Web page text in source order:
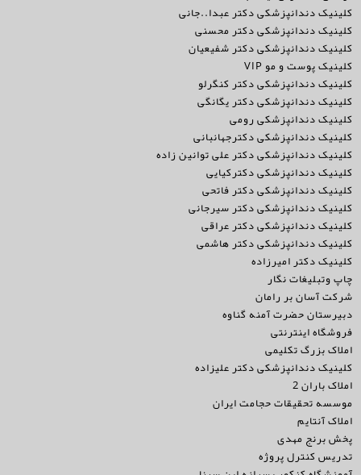
کلینیک دندانپزشکی دکتر عبدا..جانی
کلینیک دندانپزشکی دکتر محسنی
کلینیک دندانپزشکی دکتر شفیعیان
کلینیک پوست و مو VIP
کلینیک دندانپزشکی دکتر کنگرلو
کلینیک دندانپزشکی دکتر یگانگی
کلینیک دندانپزشکی رومی
کلینیک دندانپزشکی دکترجهانبانی
کلینیک دندانپزشکی دکتر علی توانین زاده
کلینیک دندانپزشکی دکترکیایی
کلینیک دندانپزشکی دکتر فاتحی
کلینیک دندانپزشکی دکتر سیرجانی
کلینیک دندانپزشکی دکتر عراقی
کلینیک دندانپزشکی دکتر هاشمی
کلینیک دکتر امیرزاده
چاپ وتبلیغات نگار
شرکت آسان بر رامان
دبیرستان حضرت آمنه گناوه
فروشگاه اینترنتی
املاک بزرگ تکلیمی
کلینیک دندانپزشکی دکتر علیزاده
املاک باران 2
موسسه تحقیقات حجامت ایران
املاک آنتایم
پخش برنج مهدی
تدریس کنترل پروژه